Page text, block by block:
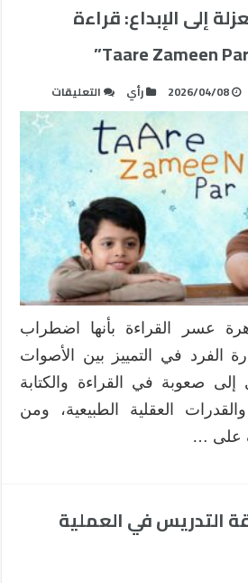
)إلى الإبداع: قراءة
2026/04/08 رأي التعليقات
رحلة
إيشان
العزلة
إلى
الإبداع:
قراءة
تربوية
في
فيلم
“Taare
Zameen
Par”
مغلقة
عسر القراءة بأنها اضطراب
الفرد في التمييز بين الأصوات
صعوبة في القراءة والكتابة
العقلية الطبيعية، ومن
على …
التدريس في العملية